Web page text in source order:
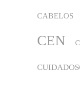
CABELOS
CEN